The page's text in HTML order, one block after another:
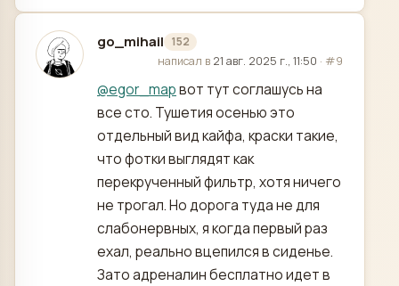
go_mihail 152
отредактировано
написал в 21 авг. 2025 г., 11:50 · #9
@egor_mapвот тут соглашусь на
все сто. Тушетия осенью это
отдельный вид кайфа, краски такие,
что фотки выглядят как
перекрученный фильтр, хотя ничего
не трогал. Но дорога туда не для
слабонервных, я когда первый раз
ехал, реально вцепился в сиденье.
Зато адреналин бесплатно идет в